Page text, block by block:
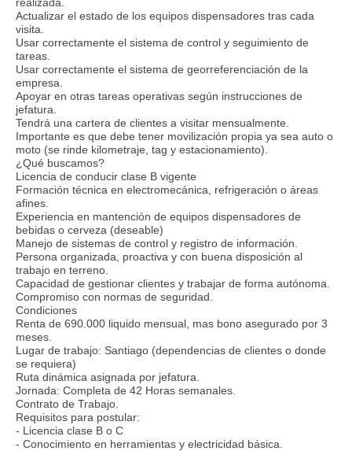
Actualizar el estado de los equipos dispensadores tras cada
visita.
Usar correctamente el sistema de control y seguimiento de
tareas.
Usar correctamente el sistema de georreferenciación de la
empresa.
Apoyar en otras tareas operativas según instrucciones de
jefatura.
Tendrá una cartera de clientes a visitar mensualmente.
Importante es que debe tener movilización propia ya sea auto o
moto (se rinde kilometraje, tag y estacionamiento).
¿Qué buscamos?
Licencia de conducir clase B vigente
Formación técnica en electromecánica, refrigeración o áreas
afines.
Experiencia en mantención de equipos dispensadores de
bebidas o cerveza (deseable)
Manejo de sistemas de control y registro de información.
Persona organizada, proactiva y con buena disposición al
trabajo en terreno.
Capacidad de gestionar clientes y trabajar de forma autónoma.
Compromiso con normas de seguridad.
Condiciones
Renta de 690.000 liquido mensual, mas bono asegurado por 3
meses.
Lugar de trabajo: Santiago (dependencias de clientes o donde
se requiera)
Ruta dinámica asignada por jefatura.
Jornada: Completa de 42 Horas semanales.
Contrato de Trabajo.
Requisitos para postular:
- Licencia clase B o C
- Conocimiento en herramientas y electricidad básica.